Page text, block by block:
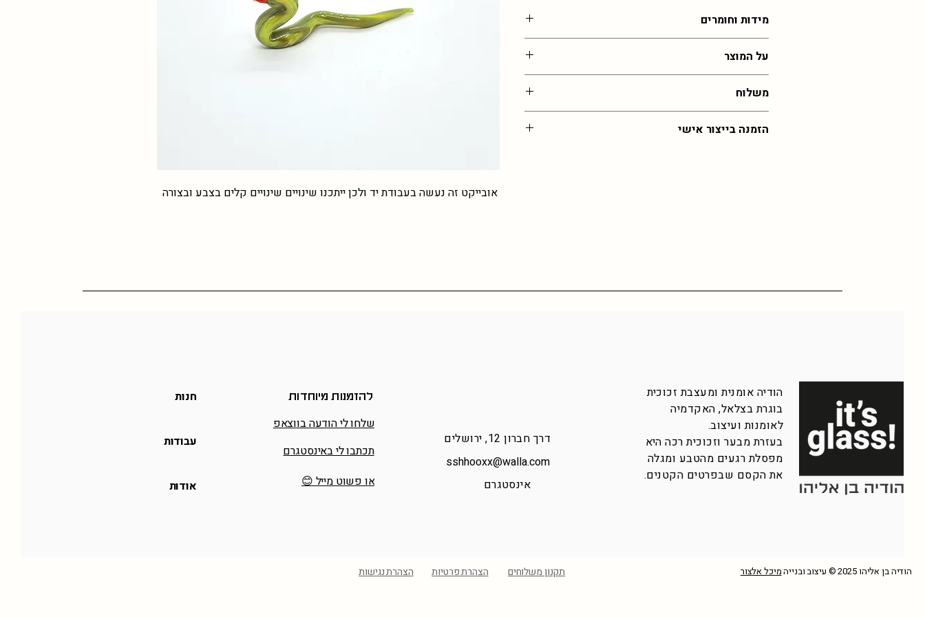
אובייקט זה נעשה בעבודת יד ולכן ייתכנו שינויים שינויים קלים בצבע ובצורה
מידות וחומרים
על המוצר
בתוצאה ומעט במידות שלא מדויקות
משלוח
איסוף מהסטודיו בירושלים בחינם (בתיאום )
הזמנה בייצור אישי
חנות
עבודות
אודות
להזמנות מיוחדות
שלחו לי הודעה בווצאפ
תכתבו לי באינסטגרם
או פשוט מייל 😊
דרך חברון 12, ירושלים
sshhooxx@walla.com
אינסטגרם
הודיה אומנית ומעצבת זכוכית
בוגרת בצלאל, האקדמיה
לאומנות ועיצוב.
בעזרת מבער וזכוכית רכה היא
מפסלת רגעים מהטבע ומגלה
את הקסם שבפרטים הקטנים.
הודיה בן אליהו 2025 © עיצוב ובנייה מיכל אלצור תקנון משלוחים הצהרת פרטיות הצהרת נגישות